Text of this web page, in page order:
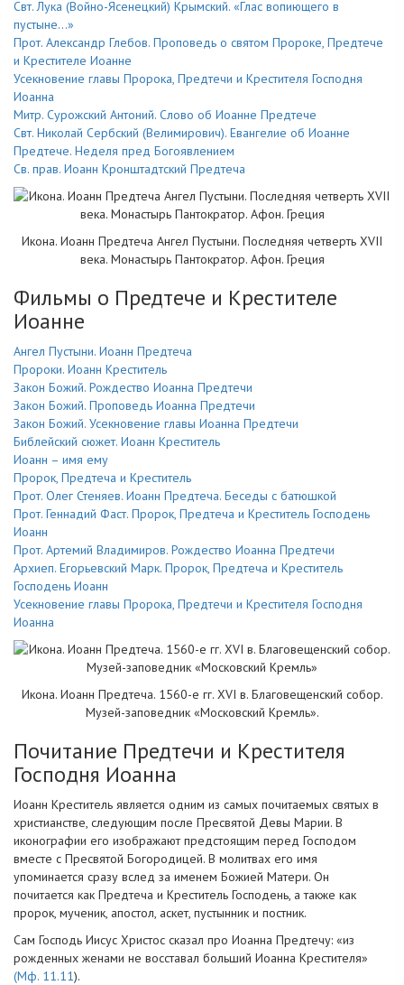
Свт. Лука (Войно-Ясенецкий) Крымский. «Глас вопиющего в
пустыне…»
Прот. Александр Глебов. Проповедь о святом Пророке, Предтече
и Крестителе Иоанне
Усекновение главы Пророка, Предтечи и Крестителя Господня
Иоанна
Митр. Сурожский Антоний. Слово об Иоанне Предтече
Свт. Николай Сербский (Велимирович). Евангелие об Иоанне
Предтече. Неделя пред Богоявлением
Св. прав. Иоанн Кронштадтский Предтеча
Икона. Иоанн Предтеча Ангел Пустыни. Последняя четверть XVII
века. Монастырь Пантократор. Афон. Греция
Фильмы о Предтече и Крестителе
Иоанне
Ангел Пустыни. Иоанн Предтеча
Пророки. Иоанн Креститель
Закон Божий. Рождество Иоанна Предтечи
Закон Божий. Проповедь Иоанна Предтечи
Закон Божий. Усекновение главы Иоанна Предтечи
Библейский сюжет. Иоанн Креститель
Иоанн – имя ему
Пророк, Предтеча и Креститель
Прот. Олег Стеняев. Иоанн Предтеча. Беседы с батюшкой
Прот. Геннадий Фаст. Пророк, Предтеча и Креститель Господень
Иоанн
Прот. Артемий Владимиров. Рождество Иоанна Предтечи
Архиеп. Егорьевский Марк. Пророк, Предтеча и Креститель
Господень Иоанн
Усекновение главы Пророка, Предтечи и Крестителя Господня
Иоанна
Икона. Иоанн Предтеча. 1560-е гг. XVI в. Благовещенский собор.
Музей-заповедник «Московский Кремль».
Почитание Предтечи и Крестителя
Господня Иоанна
Иоанн Креститель является одним из самых почитаемых святых в
христианстве, следующим после Пресвятой Девы Марии. В
иконографии его изображают предстоящим перед Господом
вместе с Пресвятой Богородицей. В молитвах его имя
упоминается сразу вслед за именем Божией Матери. Он
почитается как Предтеча и Креститель Господень, а также как
пророк, мученик, апостол, аскет, пустынник и постник.
Сам Господь Иисус Христос сказал про Иоанна Предтечу: «из
рожденных женами не восставал больший Иоанна Крестителя»
(Мф. 11.11).